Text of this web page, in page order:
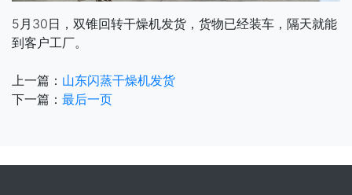
5月30日，双锥回转干燥机发货，货物已经装车，隔天就能
到客户工厂。
上一篇： 山东闪蒸干燥机发货
下一篇： 最后一页